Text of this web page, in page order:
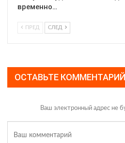
временно…
ПРЕД СЛЕД
ОСТАВЬТЕ КОММЕНТАРИЙ
Ваш электронный адрес не